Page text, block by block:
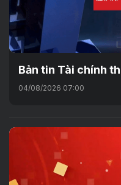
Bản tin Tài chính
04/08/2026 07:00